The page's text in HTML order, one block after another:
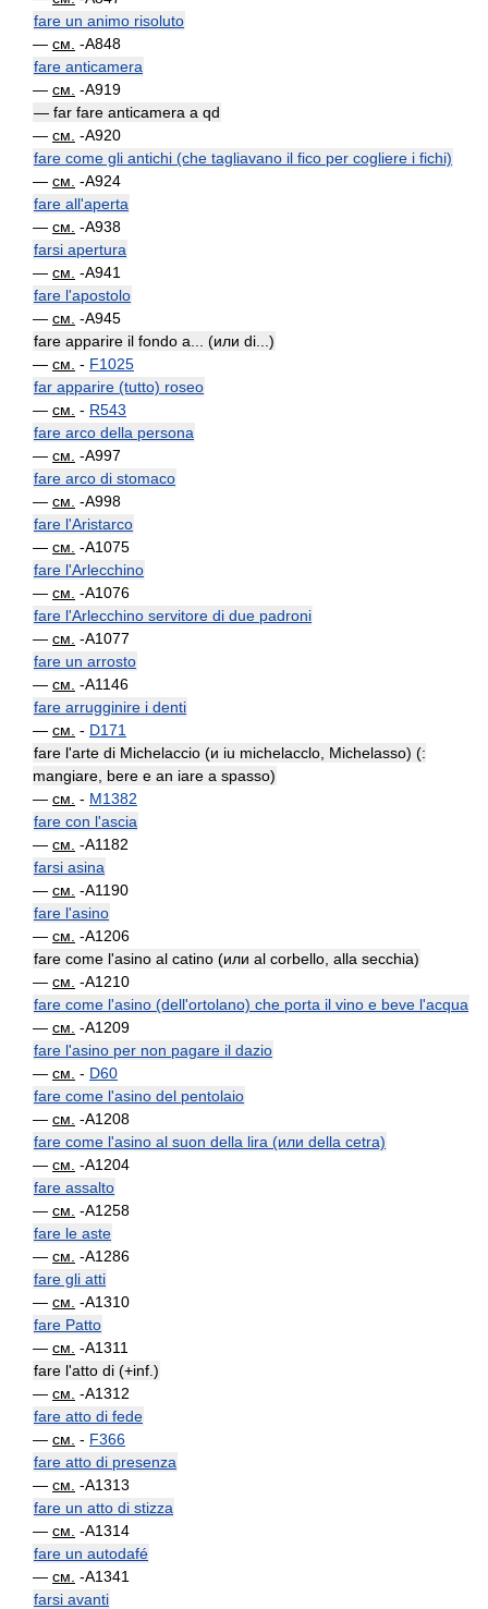
fare un animo risoluto
— см. -A848
fare anticamera
— см. -A919
— far fare anticamera a qd
— см. -A920
fare come gli antichi (che tagliavano il fico per cogliere i fichi)
— см. -A924
fare all'aperta
— см. -A938
farsi apertura
— см. -A941
fare l'apostolo
— см. -A945
fare apparire il fondo a... (или di...)
— см. - F1025
far apparire (tutto) roseo
— см. - R543
fare arco della persona
— см. -A997
fare arco di stomaco
— см. -A998
fare l'Aristarco
— см. -A1075
fare l'Arlecchino
— см. -A1076
fare l'Arlecchino servitore di due padroni
— см. -A1077
fare un arrosto
— см. -A1146
fare arrugginire i denti
— см. - D171
fare l'arte di Michelaccio (и iu michelacclo, Michelasso) (:
mangiare, bere e an iare a spasso)
— см. - M1382
fare con l'ascia
— см. -A1182
farsi asina
— см. -A1190
fare l'asino
— см. -A1206
fare come l'asino al catino (или al corbello, alla secchia)
— см. -A1210
fare come l'asino (dell'ortolano) che porta il vino e beve l'acqua
— см. -A1209
fare l'asino per non pagare il dazio
— см. - D60
fare come l'asino del pentolaio
— см. -A1208
fare come l'asino al suon della lira (или della cetra)
— см. -A1204
fare assalto
— см. -A1258
fare le aste
— см. -A1286
fare gli atti
— см. -A1310
fare Patto
— см. -A1311
fare l'atto di (+inf.)
— см. -A1312
fare atto di fede
— см. - F366
fare atto di presenza
— см. -A1313
fare un atto di stizza
— см. -A1314
fare un autodafé
— см. -A1341
farsi avanti